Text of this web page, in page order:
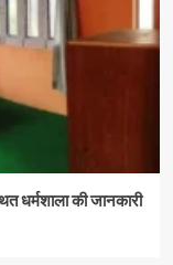
की जानकारी